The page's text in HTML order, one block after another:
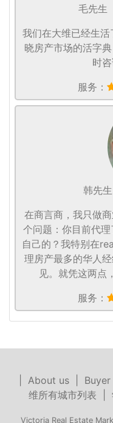
毛先生
我们在大维已经生
晓房产市场的活字
时
服务：
韩先生
在商言商，我只做
个问题：你目前代
自己的？我特别在
理房产最多的华人
见。就凭这两点
服务：
About us|
维所有城市列表
Victoria Real Estate